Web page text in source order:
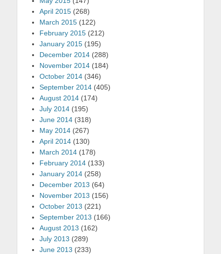
April 2015 (268)
March 2015 (122)
February 2015 (212)
January 2015 (195)
December 2014 (288)
November 2014 (184)
October 2014 (346)
September 2014 (405)
August 2014 (174)
July 2014 (195)
June 2014 (318)
May 2014 (267)
April 2014 (130)
March 2014 (178)
February 2014 (133)
January 2014 (258)
December 2013 (64)
November 2013 (156)
October 2013 (221)
September 2013 (166)
August 2013 (162)
July 2013 (289)
June 2013 (233)